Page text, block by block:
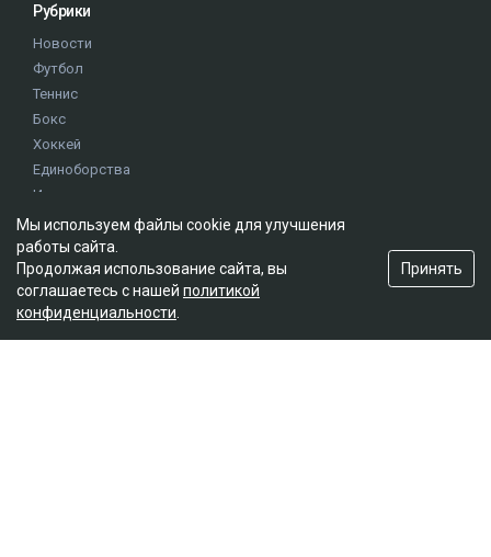
Рубрики
Новости
Футбол
Теннис
Бокс
Хоккей
Единоборства
Истории
Олимпиада
Редакция
О проекте
Правила сайта
Мы используем файлы cookie для улучшения
работы сайта.
Продолжая использование сайта, вы
соглашаетесь с нашей политикой
конфиденциальности
Принять